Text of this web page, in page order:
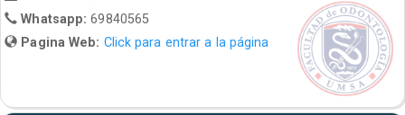
Whatsapp:69840565
Pagina Web: Click para entrar a la página